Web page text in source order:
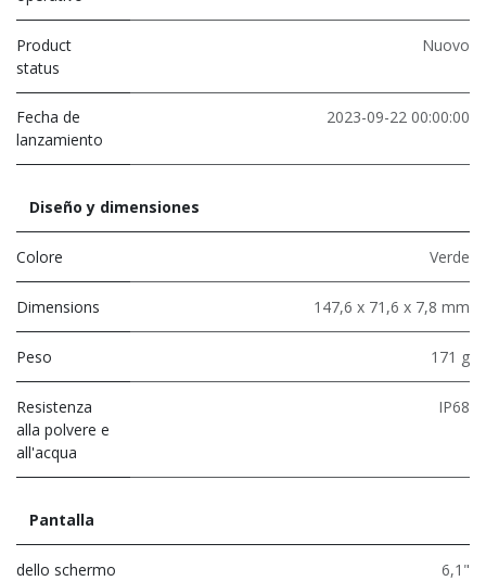
Product
status
Nuovo
Fecha de
lanzamiento
2023-09-22 00:00:00
Diseño y dimensiones
Colore Verde
Dimensions 147,6 x 71,6 x 7,8 mm
Peso 171 g
Resistenza
alla polvere e
all'acqua
IP68
Pantalla
dello schermo 6,1"